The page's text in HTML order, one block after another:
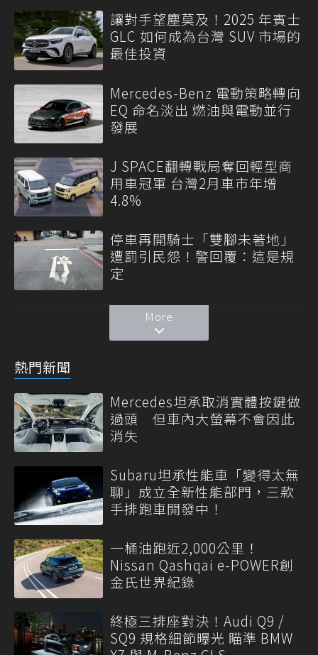
讓對手望塵莫及！2025 年賓士
GLC 如何成為台灣 SUV 市場的
最佳投資
Mercedes-Benz 電動策略轉向
EQ 命名淡出 燃油與電動並行
發展
J SPACE翻轉戰局奪回輕型商
用車冠軍 台灣2月車市年增
4.8%
停車再開騎士「雙腳未著地」
遭罰引民怨！警回覆：這是規
定
More
熱門新聞
Mercedes坦承取消實體按鍵做
過頭 但車內大螢幕不會因此
消失
Subaru坦承性能車「變得太無
聊」成立全新性能部門，三款
手排跑車開發中！
一桶油跑近2,000公里！
Nissan Qashqai e-POWER創
金氏世界紀錄
終極三排座對決！Audi Q9 /
SQ9 規格細節曝光 瞄準 BMW